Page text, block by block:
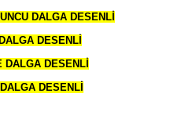
DALGA DESENLİ
DESENLİ
DALGA DESENLİ
DESENLİ